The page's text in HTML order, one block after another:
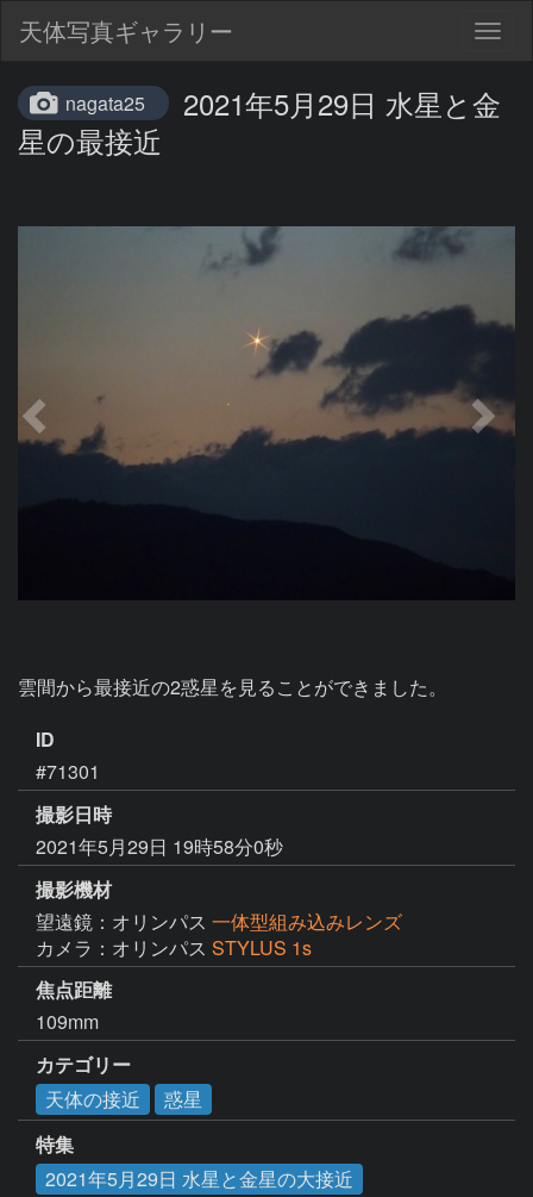
天体写真ギャラリー
nagata25
2021年5月29日 水星と金
星の最接近
雲間から最接近の2惑星を見ることができました。
ID
#71301
撮影日時
2021年5月29日 19時58分0秒
撮影機材
望遠鏡：オリンパス 一体型組み込みレンズ
カメラ：オリンパス STYLUS 1s
焦点距離
109mm
カテゴリー
天体の接近
惑星
特集
2021年5月29日 水星と金星の大接近